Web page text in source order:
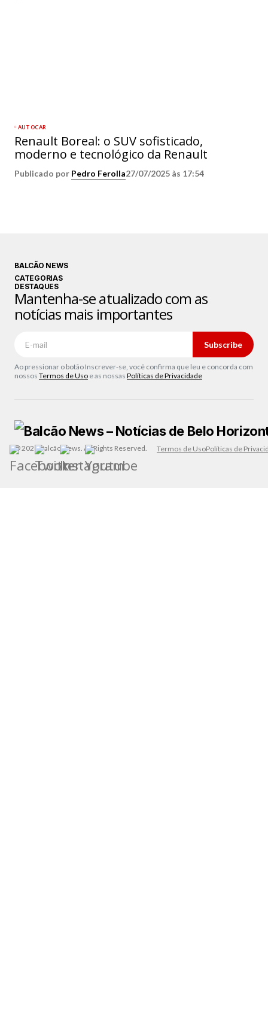
AUTOCAR
Renault Boreal: o SUV sofisticado,
moderno e tecnológico da Renault
Publicado por Pedro Ferolla27/07/2025 às 17:54
BALCÃO NEWS
CATEGORIAS
DESTAQUES
Mantenha-se atualizado com as
notícias mais importantes
Subscribe
Ao pressionar o botão Inscrever-se, você confirma que leu e concorda com
nossos Termos de Uso e as nossas Políticas de Privacidade
© 2026 Balcão News. All Rights Reserved. Termos de UsoPolíticas de